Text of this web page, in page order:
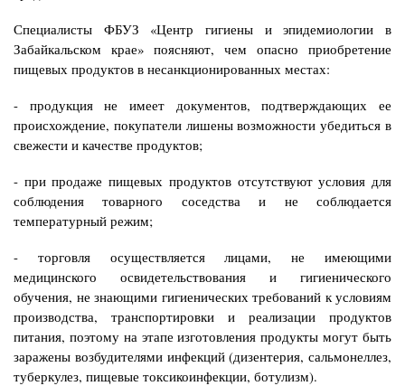
Специалисты ФБУЗ «Центр гигиены и эпидемиологии в
Забайкальском крае» поясняют, чем опасно приобретение
пищевых продуктов в несанкционированных местах:
- продукция не имеет документов, подтверждающих ее
происхождение, покупатели лишены возможности убедиться в
свежести и качестве продуктов;
- при продаже пищевых продуктов отсутствуют условия для
соблюдения товарного соседства и не соблюдается
температурный режим;
- торговля осуществляется лицами,не имеющими
медицинского освидетельствования и гигиенического
обучения, не знающими гигиенических требований к условиям
производства, транспортировки и реализации продуктов
питания, поэтому на этапе изготовления продукты могут быть
заражены возбудителями инфекций (дизентерия, сальмонеллез,
туберкулез, пищевые токсикоинфекции, ботулизм).